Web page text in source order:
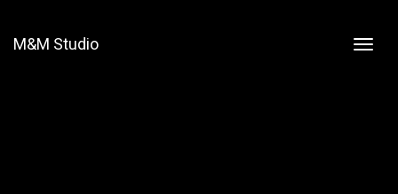
M&M Studio